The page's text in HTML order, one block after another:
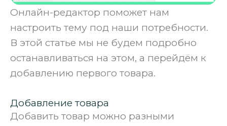
Онлайн-редактор поможет нам
настроить тему под наши потребности.
В этой статье мы не будем подробно
останавливаться на этом, а перейдём к
добавлению первого товара.
Добавление товара
Добавить товар можно разными